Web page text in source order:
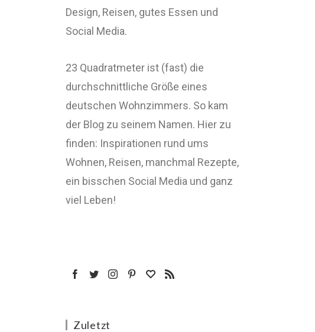
Design, Reisen, gutes Essen und
Social Media.
23 Quadratmeter ist (fast) die
durchschnittliche Größe eines
deutschen Wohnzimmers. So kam
der Blog zu seinem Namen. Hier zu
finden: Inspirationen rund ums
Wohnen, Reisen, manchmal Rezepte,
ein bisschen Social Media und ganz
viel Leben!
Zuletzt